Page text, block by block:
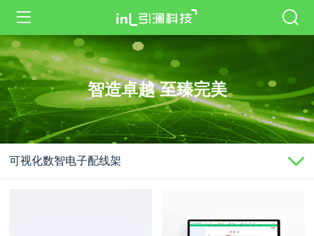
智造卓越 至臻完美
可视化数智电子配线架